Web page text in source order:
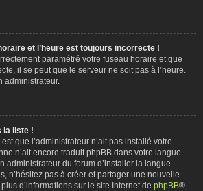
et l’heure est toujours incorrecte !
paramétré votre fuseau horaire et que
il se peut que le serveur ne soit pas à l’heure.
administrateur.
la liste !
que l’administrateur n’ait pas installé votre
n’ait encore traduit phpBB dans votre langue.
administrateur du forum d’installer la langue
n’hésitez pas à créer et partager une nouvelle
d’informations sur le site Internet de phpBB®.